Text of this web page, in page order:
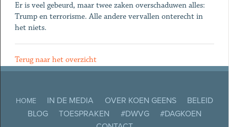
Er is veel gebeurd, maar twee zaken overschaduwen alles:
Trump en terrorisme. Alle andere vervallen onterecht in
het niets.
Terug naar het overzicht
HOME IN DE MEDIA OVER KOEN GEENS
BELEID
BLOG
TOESPRAKEN #DWVG
#DAGKOEN